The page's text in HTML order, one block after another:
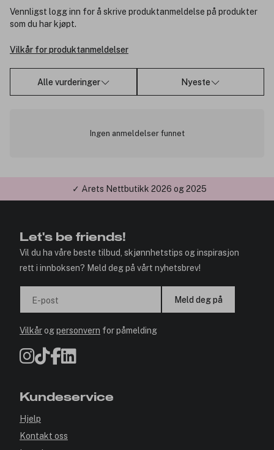
Vennligst logg inn for å skrive produktanmeldelse på produkter
som du har kjøpt.
Vilkår for produktanmeldelser
Alle vurderinger Nyeste
Ingen anmeldelser funnet
✓ Årets Nettbutikk 2026 og 2025
Let's be friends!
Vil du ha våre beste tilbud, skjønnhetstips og inspirasjon
rett i innboksen? Meld deg på vårt nyhetsbrev!
E-post Meld deg på
Vilkårogpersonvern for påmelding
Kundeservice
Hjelp
Kontakt oss